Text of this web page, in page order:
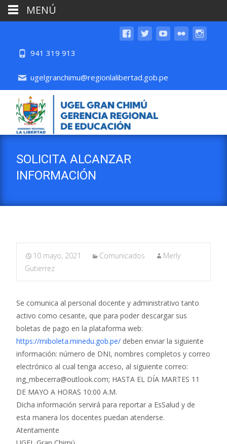
941 319 913
ugelgranchimu@regionlalibertad.gob.pe
SOLICITA ALCANZAR
INFORMACIÓN
10 mayo, 2021 Comunicados
Merly
Gutierrez
Se comunica al personal docente y administrativo tanto
activo como cesante, que para poder descargar sus
boletas de pago en la plataforma web:
https://miboleta.minedu.gob.pe/ deben enviar la siguiente
información: número de DNI, nombres completos y correo
electrónico al cual tenga acceso, al siguiente correo:
ing_mbecerra@outlook.com; HASTA EL DÍA MARTES 11
DE MAYO A HORAS 10:00 A.M.
Dicha información servirá para reportar a EsSalud y de
esta manera los docentes puedan atenderse.
Atentamente
MENÚ